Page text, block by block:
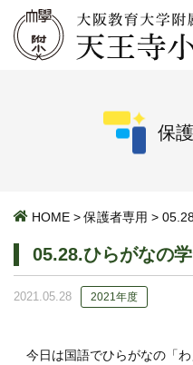
保
HOME > 保護者専用 >
05.28.ひらがなの
2021.05.28 2021年度
今日は国語でひらがなの「